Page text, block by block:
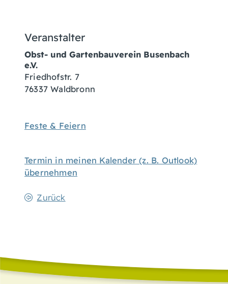
Veranstalter
Obst- und Gartenbauverein Busenbach
e.V.
Friedhofstr. 7
76337 Waldbronn
Feste & Feiern
Termin in meinen Kalender (z. B. Outlook)
übernehmen
Zurück